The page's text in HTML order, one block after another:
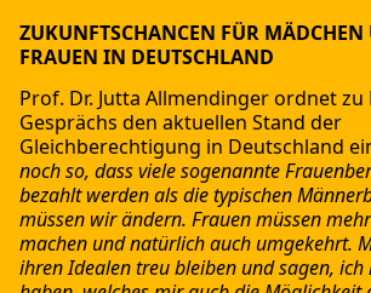
ZUKUNFTSCHANCEN FÜR MÄDCHEN
FRAUEN IN DEUTSCHLAND
Prof. Dr. Jutta Allmendinger ordnet zu
Gesprächs den aktuellen Stand der
Gleichberechtigung in Deutschland
noch so, dass viele sogenannte
bezahlt werden als die typischen
müssen wir ändern. Frauen müssen
machen und natürlich auch umgekehrt.
ihren Idealen treu bleiben und sagen, ich